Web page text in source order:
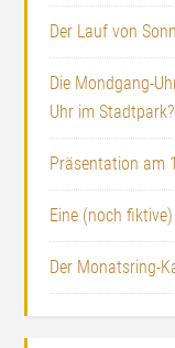
Der Lauf von
Die Mondgang-
Uhr im Stadtpark?
Präsentation am
Eine (noch
Der Monatsring-